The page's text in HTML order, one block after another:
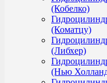
(Кобелко)
(Коматцу)
(Либхер)
(Нью